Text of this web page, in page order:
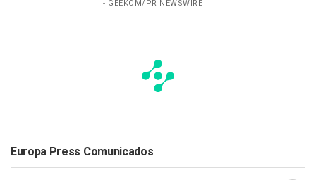
- GEEKOM/PR NEWSWIRE
Europa Press Comunicados